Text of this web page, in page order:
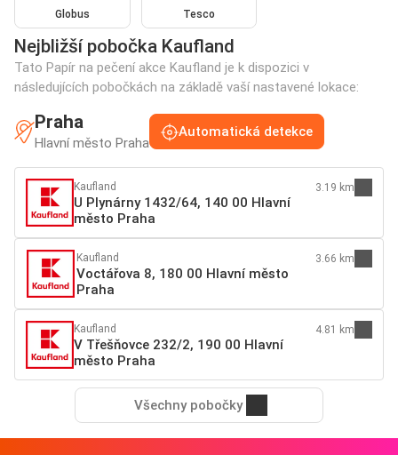
Globus Tesco
Nejbližší pobočka Kaufland
Tato Papír na pečení akce Kaufland je k dispozici v
následujících pobočkách na základě vaší nastavené lokace:
Praha
Hlavní město Praha
Automatická detekce
Kaufland
U Plynárny 1432/64, 140 00 Hlavní
město Praha
3.19 km
Kaufland
Voctářova 8, 180 00 Hlavní město
Praha
3.66 km
Kaufland
V Třešňovce 232/2, 190 00 Hlavní
město Praha
4.81 km
Všechny pobočky